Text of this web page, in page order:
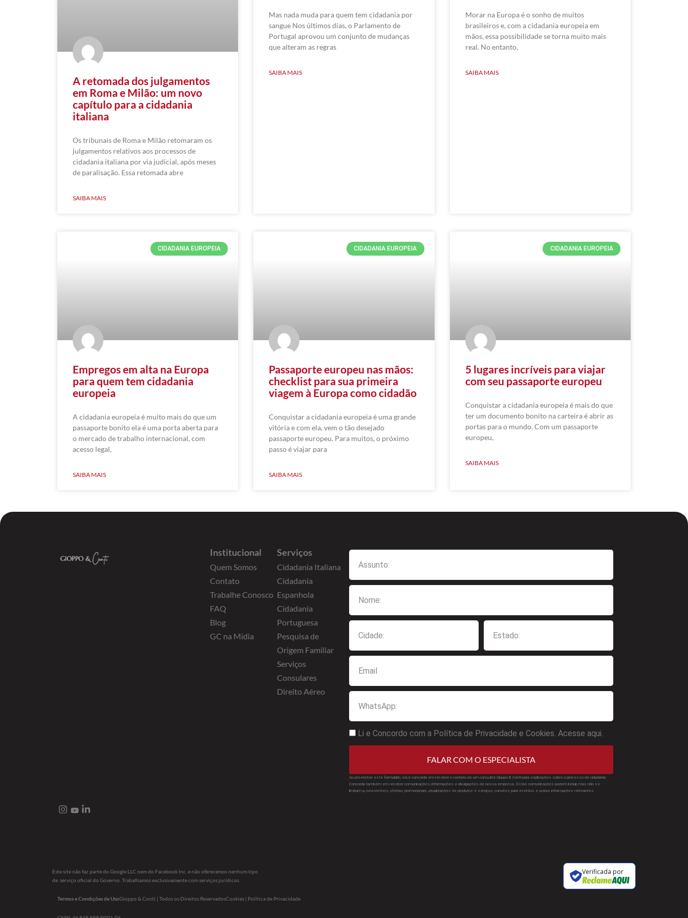
A retomada dos julgamentos
em Roma e Milão: um novo
capítulo para a cidadania
italiana
Os tribunais de Roma e Milão retomaram os
julgamentos relativos aos processos de
cidadania italiana por via judicial, após meses
de paralisação. Essa retomada abre
SAIBA MAIS
Mas nada muda para quem tem cidadania por
sangue Nos últimos dias, o Parlamento de
Portugal aprovou um conjunto de mudanças
que alteram as regras
SAIBA MAIS
Morar na Europa é o sonho de muitos
brasileiros e, com a cidadania europeia em
mãos, essa possibilidade se torna muito mais
real. No entanto,
SAIBA MAIS
CIDADANIA EUROPEIA
Empregos em alta na Europa
para quem tem cidadania
europeia
A cidadania europeia é muito mais do que um
passaporte bonito ela é uma porta aberta para
o mercado de trabalho internacional, com
acesso legal,
SAIBA MAIS
CIDADANIA EUROPEIA
Passaporte europeu nas mãos:
checklist para sua primeira
viagem à Europa como cidadão
Conquistar a cidadania europeia é uma grande
vitória e com ela, vem o tão desejado
passaporte europeu. Para muitos, o próximo
passo é viajar para
SAIBA MAIS
CIDADANIA EUROPEIA
5 lugares incríveis para viajar
com seu passaporte europeu
Conquistar a cidadania europeia é mais do que
ter um documento bonito na carteira é abrir as
portas para o mundo. Com um passaporte
europeu,
SAIBA MAIS
Institucional
Quem Somos
Contato
Trabalhe Conosco
FAQ
Blog
GC na Mídia
Serviços
Cidadania Italiana
Cidadania
Espanhola
Cidadania
Portuguesa
Pesquisa de
Origem Familiar
Serviços
Consulares
Direito Aéreo
Li e Concordo com a Política de Privacidade e Cookies. Acesse aqui.
FALAR COM O ESPECIALISTA
Ao preencher este formulário, você concorda em receber o contato de um consultor Gioppo & Conti para explicações sobre o processo de cidadania.
Concorda também em receber comunicações, informações e divulgações de nossa empresa. Estas comunicações podem incluir, mas não se
limitam a, newsletters, ofertas promocionais, atualizações de produtos e serviços, convites para eventos e outras informações relevantes.
Este site não faz parte do Google LLC nem do Facebook Inc. e não oferecemos nenhum tipo
de serviço oficial do Governo. Trabalhamos exclusivamente com serviços jurídicos.
Verificada por
Termos e Condições de UsoGioppo & Conti | Todos os Direitos ReservadosCookies | Política de Privacidade